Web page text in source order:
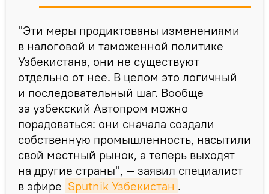
"Эти меры продиктованы изменениями
в налоговой и таможенной политике
Узбекистана, они не существуют
отдельно от нее. В целом это логичный
и последовательный шаг. Вообще
за узбекский Автопром можно
порадоваться: они сначала создали
собственную промышленность, насытили
свой местный рынок, а теперь выходят
на другие страны", — заявил специалист
в эфире Sputnik Узбекистан .